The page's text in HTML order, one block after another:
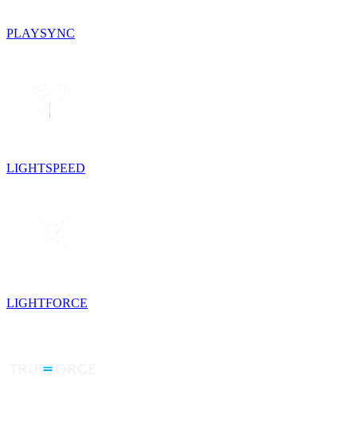
PLAYSYNC
LIGHTSPEED
LIGHTFORCE